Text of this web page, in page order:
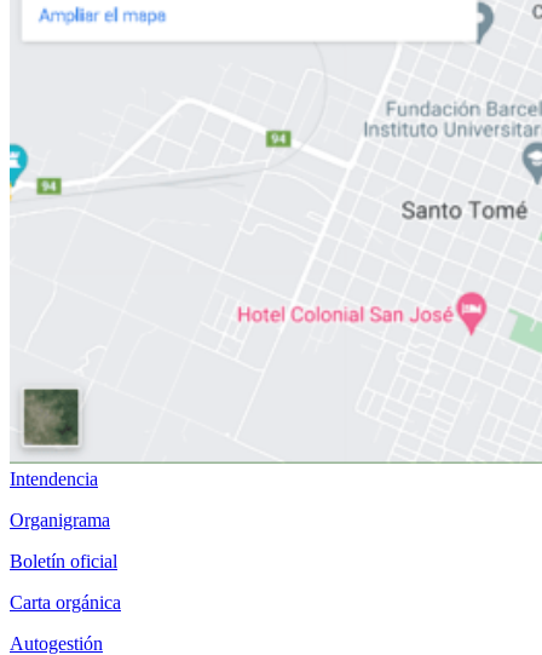
Intendencia
Organigrama
Boletín oficial
Carta orgánica
Autogestión